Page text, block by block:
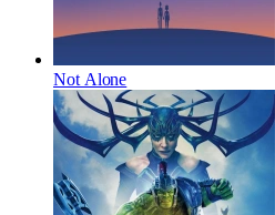
Not Alone